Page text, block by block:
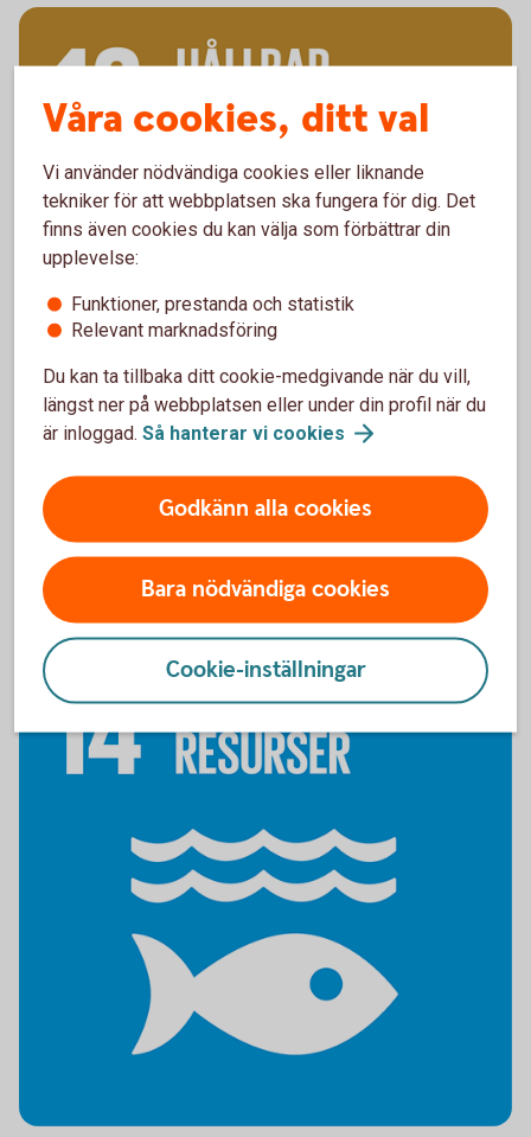
Våra cookies, ditt val
Vi använder nödvändiga cookies eller liknande
tekniker för att webbplatsen ska fungera för dig. Det
finns även cookies du kan välja som förbättrar din
upplevelse:
Funktioner, prestanda och statistik
Relevant marknadsföring
Du kan ta tillbaka ditt cookie-medgivande när du vill,
längst ner på webbplatsen eller under din profil när du
är inloggad. Så hanterar vi cookies
Godkänn alla cookies
Bara nödvändiga cookies
Cookie-inställningar